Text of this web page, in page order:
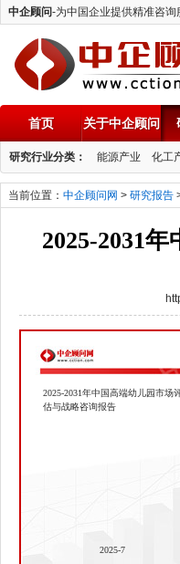
中企顾问-为中国企业提供精准咨
中企顾问
首页 关于中企顾问
研究行业分类： 能源产业 化工
当前位置： 中企顾问网 > 研究报告
2025-2031
2025-2031年中国高端幼儿园市场
估与战略咨询报告
2025-7